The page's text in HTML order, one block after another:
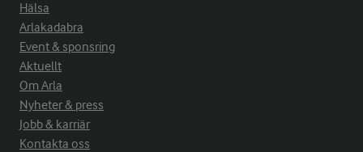
Hälsa
Arlakadabra
Event & sponsring
Aktuellt
Om Arla
Nyheter & press
Jobb & karriär
Kontakta oss